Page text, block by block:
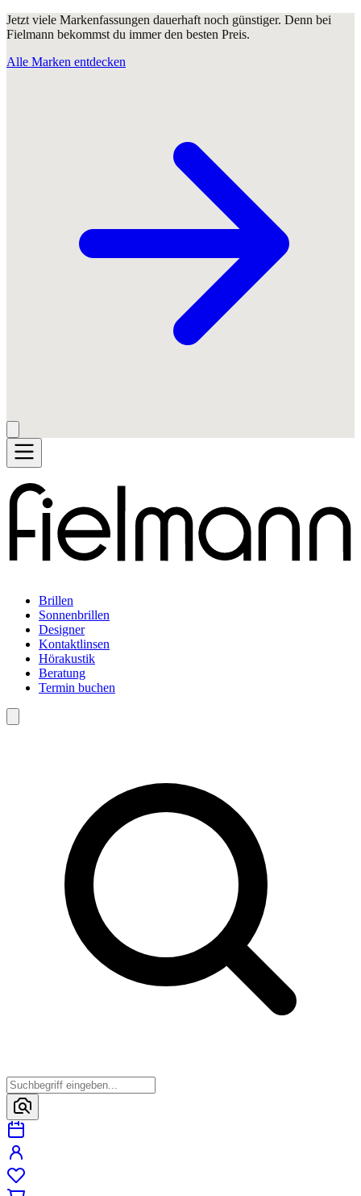
Jetzt viele Markenfassungen dauerhaft noch günstiger. Denn bei
Fielmann bekommst du immer den besten Preis.
Alle Marken entdecken
Brillen
Sonnenbrillen
Designer
Kontaktlinsen
Hörakustik
Beratung
Termin buchen